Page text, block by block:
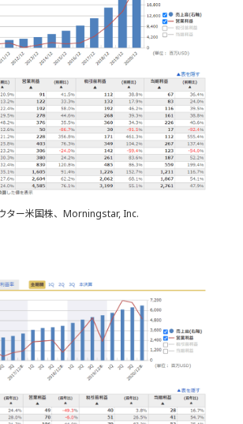
ター米国株、Morningstar, Inc.